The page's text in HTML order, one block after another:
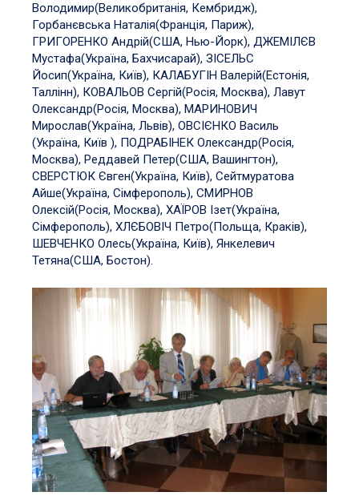
Володимир(Великобританія, Кембридж),
Горбанєвська Наталія(Франція, Париж),
ГРИГОРЕНКО Андрій(США, Нью-Йорк), ДЖЕМІЛЄВ
Мустафа(Україна, Бахчисарай), ЗІСЕЛЬС
Йосип(Україна, Київ), КАЛАБУГІН Валерій(Естонія,
Таллінн), КОВАЛЬОВ Сергій(Росія, Москва), Лавут
Олександр(Росія, Москва), МАРИНОВИЧ
Мирослав(Україна, Львів), ОВСІЄНКО Василь
(Україна, Київ ), ПОДРАБІНЕК Олександр(Росія,
Москва), Реддавей Петер(США, Вашингтон),
СВЕРСТЮК Євген(Україна, Київ), Сейтмуратова
Айше(Україна, Сімферополь), СМИРНОВ
Олексій(Росія, Москва), ХАЇРОВ Ізет(Україна,
Сімферополь), ХЛЄБОВІЧ Петро(Польща, Краків),
ШЕВЧЕНКО Олесь(Україна, Київ), Янкелевич
Тетяна(США, Бостон).